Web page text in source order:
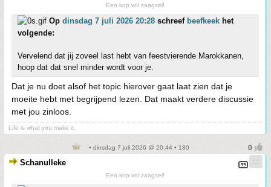
Een kop vol zaagsel!
Op dinsdag 7 juli 2026 20:28 schreef beefkeek het
volgende:
Vervelend dat jij zoveel last hebt van feestvierende Marokkanen,
hoop dat dat snel minder wordt voor je.
Dat je nu doet alsof het topic hierover gaat laat zien dat je
moeite hebt met begrijpend lezen. Dat maakt verdere discussie
met jou zinloos.
Life is what you make it.
• dinsdag 7 juli 2026 @ 20:44 • 180
Schanulleke
Een kop vol zaagsel!